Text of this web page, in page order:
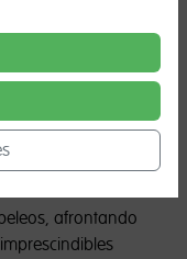
de
de esto,con
seguros,
un
solicitar dinero
afrontando